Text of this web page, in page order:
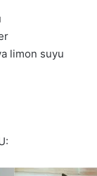
limon suyu